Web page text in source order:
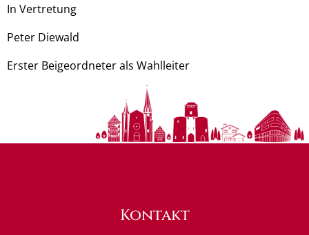
In Vertretung
Peter Diewald
Erster Beigeordneter als Wahlleiter
Kontakt